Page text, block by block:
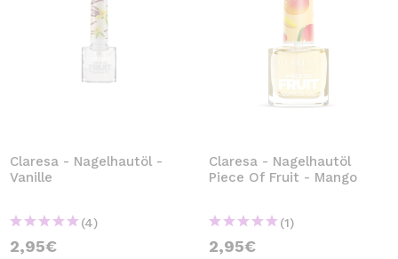
Claresa - Nagelhautöl -
Vanille
(4)
2,95€
Claresa - Nagelhautöl
Piece Of Fruit - Mango
(1)
2,95€